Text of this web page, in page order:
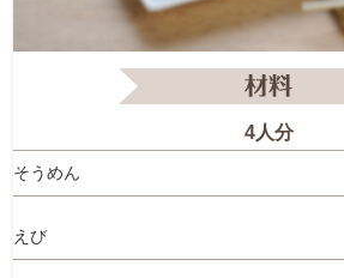
4人分
そうめん
えび